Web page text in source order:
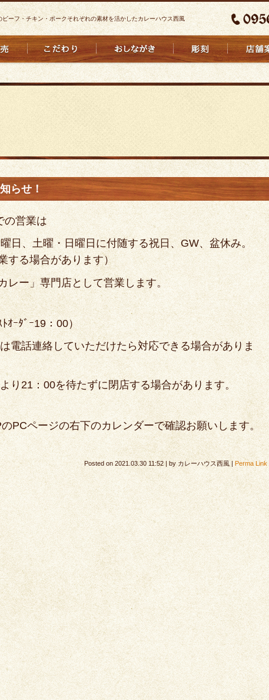
ビーフ・チキン・ポークそれぞれの素材を活かしたカレーハウス西風
らせ！
の営業は
日、土曜・日曜日に付随する祝日、GW、盆休み。
する場合があります）
レー」専門店として営業します。
ｰﾀﾞｰ19：00）
電話連絡していただけたら対応できる場合がありま
り21：00を待たずに閉店する場合があります。
PCページの右下のカレンダーで確認お願いします。
Posted on2021.03.30 11:52|byカレーハウス西風|Perma Link